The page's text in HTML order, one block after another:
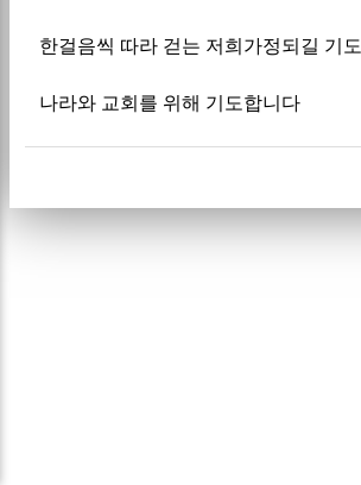
한걸음씩 따라 걷는 저희가정되길 기
나라와 교회를 위해 기도합니다